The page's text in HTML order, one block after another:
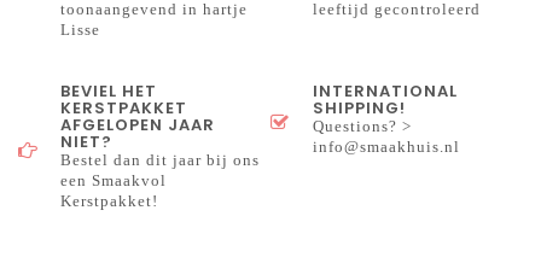
toonaangevend in hartje
Lisse
leeftijd gecontroleerd
BEVIEL HET
KERSTPAKKET
AFGELOPEN JAAR
NIET?
Bestel dan dit jaar bij ons
een Smaakvol
Kerstpakket!
INTERNATIONAL
SHIPPING!
Questions? >
info@smaakhuis.nl